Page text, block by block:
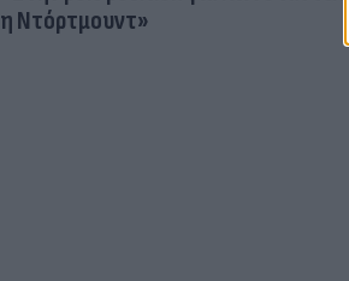
η Ντόρτμουντ»